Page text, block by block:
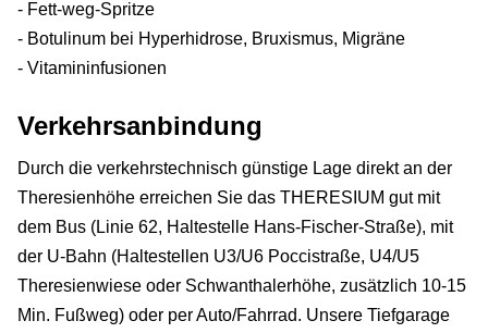
- Fett-weg-Spritze
- Botulinum bei Hyperhidrose, Bruxismus, Migräne
- Vitamininfusionen
Verkehrsanbindung
Durch die verkehrstechnisch günstige Lage direkt an der
Theresienhöhe erreichen Sie das THERESIUM gut mit
dem Bus (Linie 62, Haltestelle Hans-Fischer-Straße), mit
der U-Bahn (Haltestellen U3/U6 Poccistraße, U4/U5
Theresienwiese oder Schwanthalerhöhe, zusätzlich 10-15
Min. Fußweg) oder per Auto/Fahrrad. Unsere Tiefgarage